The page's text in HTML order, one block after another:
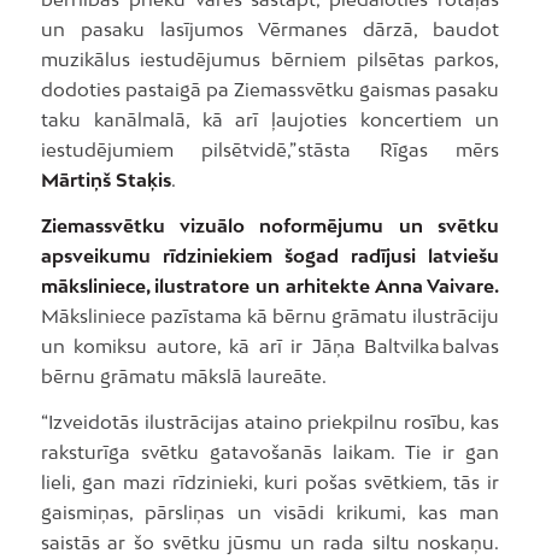
un pasaku lasījumos Vērmanes dārzā, baudot
muzikālus iestudējumus bērniem pilsētas parkos,
dodoties pastaigā pa Ziemassvētku gaismas pasaku
taku kanālmalā, kā arī ļaujoties koncertiem un
iestudējumiem pilsētvidē,” stāsta Rīgas mērs
Mārtiņš Staķis.
Ziemassvētku vizuālo noformējumu un svētku
apsveikumu rīdziniekiem šogad radījusi latviešu
māksliniece, ilustratore un arhitekte Anna Vaivare.
Māksliniece pazīstama kā bērnu grāmatu ilustrāciju
un komiksu autore, kā arī ir Jāņa Baltvilka balvas
bērnu grāmatu mākslā laureāte.
“Izveidotās ilustrācijas ataino priekpilnu rosību, kas
raksturīga svētku gatavošanās laikam. Tie ir gan
lieli, gan mazi rīdzinieki, kuri pošas svētkiem, tās ir
gaismiņas, pārsliņas un visādi krikumi, kas man
saistās ar šo svētku jūsmu un rada siltu noskaņu.